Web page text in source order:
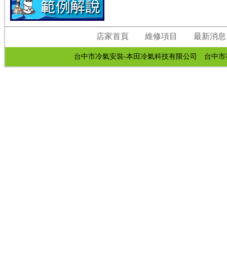
店家首頁 維修項目 最新消息
台中市冷氣安裝-本田冷氣科技有限公司 台中市